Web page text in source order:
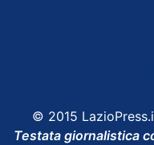
© 2015
Testata giornalistica